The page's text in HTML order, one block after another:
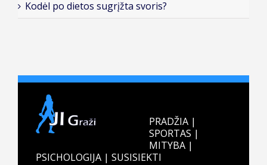
Kodėl po dietos sugrįžta svoris?
PRADŽIA |
SPORTAS |
MITYBA |
PSICHOLOGIJA | SUSISIEKTI